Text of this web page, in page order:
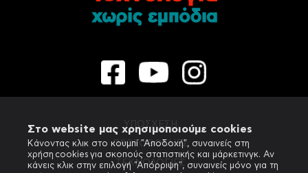
Στο website μας χρησιμοποιούμε cookies
Κάνοντας κλικ στο κουμπί "Αποδοχή", συναινείς στη
χρήση cookies για σκοπούς στατιστικής και μάρκετινγκ. Αν
κάνεις κλικ στην επιλογή "Απόρριψη", συναινείς μόνο για τη
ΥΠΟΣΧΕΣΗ
ΠΡΩΤΟΒΟΥΛΙΕΣ
ΤΕΧΝΟΛΟΓΙΕΣ